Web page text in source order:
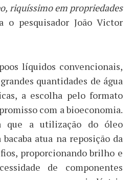
riquíssimo em propriedades
o pesquisador João Victor
líquidos convencionais,
quantidades de água
a escolha pelo formato
com a bioeconomia.
que a utilização do óleo
atua na reposição da
proporcionando brilho e
de componentes